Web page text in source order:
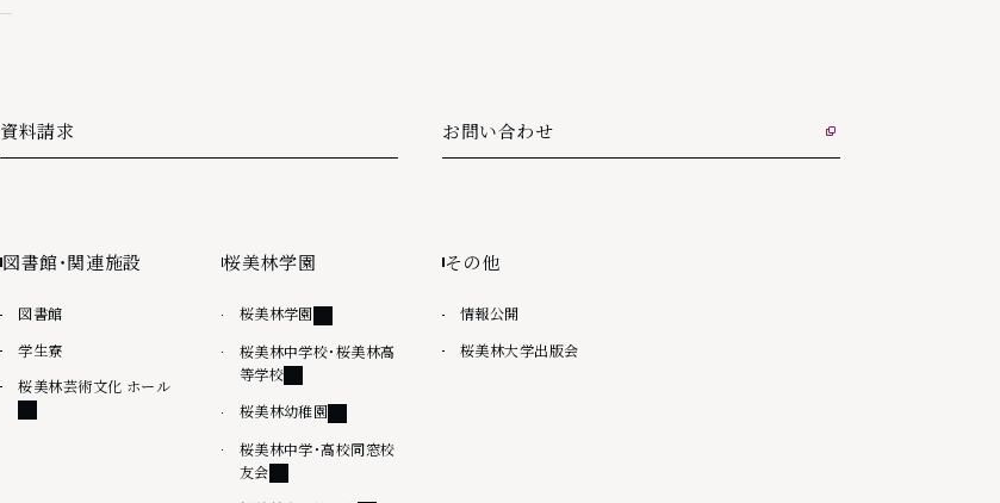
資料請求 お問い合わせ
外部リンク
図書館・関連施設
図書館
学生寮
桜美林芸術文化 ホール外部リンク
桜美林学園
桜美林学園外部リンク
桜美林中学校・桜美林高
等学校外部リンク
桜美林幼稚園外部リンク
桜美林中学・高校同窓校
友会外部リンク
その他
情報公開
桜美林大学出版会